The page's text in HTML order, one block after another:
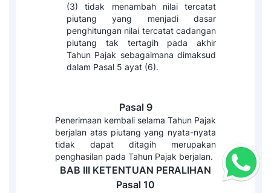
(3) tidak menambah nilai tercatat
piutang yang menjadi dasar
penghitungan nilai tercatat cadangan
piutang tak tertagih pada akhir
Tahun Pajak sebagaimana dimaksud
dalam Pasal 5 ayat (6).
Pasal 9
Penerimaan kembali selama Tahun Pajak
berjalan atas piutang yang nyata-nyata
tidak dapat ditagih merupakan
penghasilan pada Tahun Pajak berjalan.
BAB III KETENTUAN PERALIHAN
Pasal 10